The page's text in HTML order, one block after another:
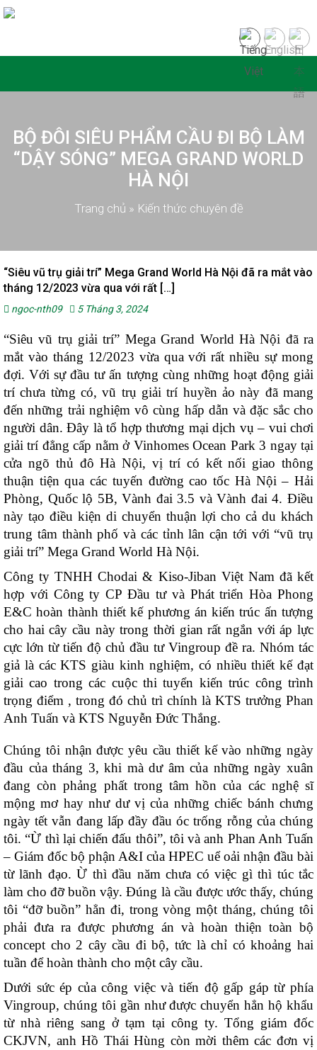
BỘ ĐÔI SIÊU PHẨM CẦU ĐI BỘ LÀM
“DẬY SÓNG” MEGA GRAND WORLD
HÀ NỘI
Trang chủ » Kiến thức chuyên đề
“Siêu vũ trụ giải trí” Mega Grand World Hà Nội đã ra mắt vào
tháng 12/2023 vừa qua với rất […]
ngoc-nth09 5 Tháng 3, 2024
“Siêu vũ trụ giải trí” Mega Grand World Hà Nội đã ra
mắt vào tháng 12/2023 vừa qua với rất nhiều sự mong
đợi. Với sự đầu tư ấn tượng cùng những hoạt động giải
trí chưa từng có, vũ trụ giải trí huyền ảo này đã mang
đến những trải nghiệm vô cùng hấp dẫn và đặc sắc cho
người dân. Đây là tổ hợp thương mại dịch vụ – vui chơi
giải trí đẳng cấp nằm ở Vinhomes Ocean Park 3 ngay tại
cửa ngõ thủ đô Hà Nội, vị trí có kết nối giao thông
thuận tiện qua các tuyến đường cao tốc Hà Nội – Hải
Phòng, Quốc lộ 5B, Vành đai 3.5 và Vành đai 4. Điều
này tạo điều kiện di chuyển thuận lợi cho cả du khách
trung tâm thành phố và các tỉnh lân cận tới với “vũ trụ
giải trí” Mega Grand World Hà Nội.
Công ty TNHH Chodai & Kiso-Jiban Việt Nam đã kết
hợp với Công ty CP Đầu tư và Phát triển Hòa Phong
E&C hoàn thành thiết kế phương án kiến trúc ấn tượng
cho hai cây cầu này trong thời gian rất ngắn với áp lực
cực lớn từ tiến độ chủ đầu tư Vingroup đề ra. Nhóm tác
giả là các KTS giàu kinh nghiệm, có nhiều thiết kế đạt
giải cao trong các cuộc thi tuyển kiến trúc công trình
trọng điểm , trong đó chủ trì chính là KTS trưởng Phan
Anh Tuấn và KTS Nguyễn Đức Thắng.
Chúng tôi nhận được yêu cầu thiết kế vào những ngày
đầu của tháng 3, khi mà dư âm của những ngày xuân
đang còn phảng phất trong tâm hồn của các nghệ sĩ
mộng mơ hay như dư vị của những chiếc bánh chưng
ngày tết vẫn đang lấp đầy đầu óc trống rỗng của chúng
tôi. “Ừ thì lại chiến đấu thôi”, tôi và anh Phan Anh Tuấn
– Giám đốc bộ phận A&I của HPEC uể oải nhận đầu bài
từ lãnh đạo. Ừ thì đầu năm chưa có việc gì thì túc tắc
làm cho đỡ buồn vậy. Đúng là cầu được ước thấy, chúng
tôi “đỡ buồn” hẳn đi, trong vòng một tháng, chúng tôi
phải đưa ra được phương án và hoàn thiện toàn bộ
concept cho 2 cây cầu đi bộ, tức là chỉ có khoảng hai
tuần để hoàn thành cho một cây cầu.
Dưới sức ép của công việc và tiến độ gấp gáp từ phía
Vingroup, chúng tôi gần như được chuyển hẳn hộ khẩu
từ nhà riêng sang ở tạm tại công ty. Tổng giám đốc
CKJVN, anh Hồ Thái Hùng còn mời thêm các đơn vị